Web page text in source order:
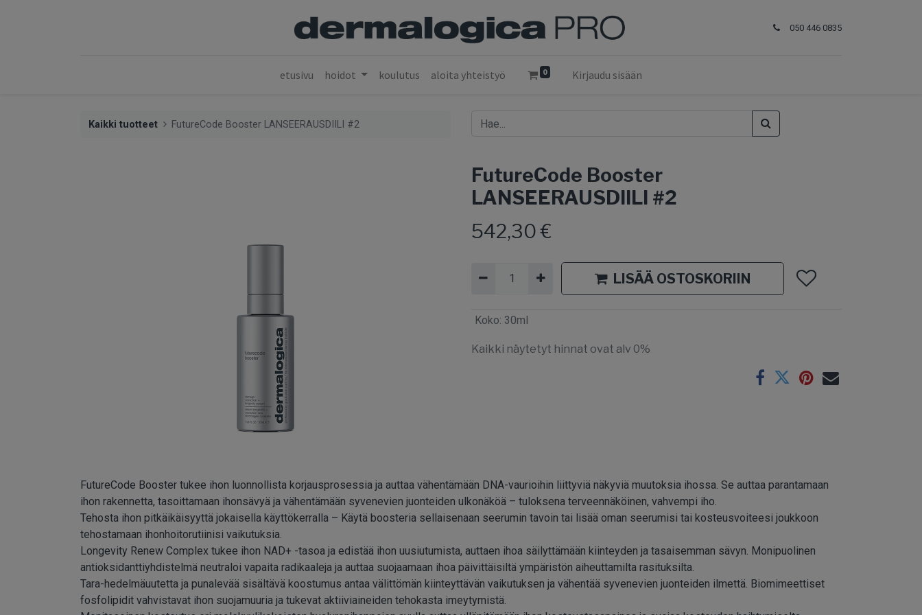
050 446 0835
etusivu hoidot koulutus aloita yhteistyö 0 Kirjaudu sisään
Kaikki tuotteet FutureCode Booster LANSEERAUSDIILI #2
FutureCode Booster
LANSEERAUSDIILI #2
542,30€
LISÄÄ OSTOSKORIIN
Koko: 30ml
Kaikki näytetyt hinnat ovat alv 0%
FutureCode Booster tukee ihon luonnollista korjausprosessia ja auttaa vähentämään DNA-vaurioihin liittyviä näkyviä muutoksia ihossa. Se auttaa parantamaan
ihon rakennetta, tasoittamaan ihonsävyä ja vähentämään syvenevien juonteiden ulkonäköä – tuloksena terveennäköinen, vahvempi iho.
Tehosta ihon pitkäikäisyyttä jokaisella käyttökerralla – Käytä boosteria sellaisenaan seerumin tavoin tai lisää oman seerumisi tai kosteusvoiteesi joukkoon
tehostamaan ihonhoitorutiinisi vaikutuksia.
Longevity Renew Complex tukee ihon NAD+ -tasoa ja edistää ihon uusiutumista, auttaen ihoa säilyttämään kiinteyden ja tasaisemman sävyn. Monipuolinen
antioksidanttiyhdistelmä neutraloi vapaita radikaaleja ja auttaa suojaamaan ihoa päivittäisiltä ympäristön aiheuttamilta rasituksilta.
Tara-hedelmäuutetta ja punalevää sisältävä koostumus antaa välittömän kiinteyttävän vaikutuksen ja vähentää syvenevien juonteiden ilmettä. Biomimeettiset
fosfolipidit vahvistavat ihon suojamuuria ja tukevat aktiiviaineiden tehokasta imeytymistä.